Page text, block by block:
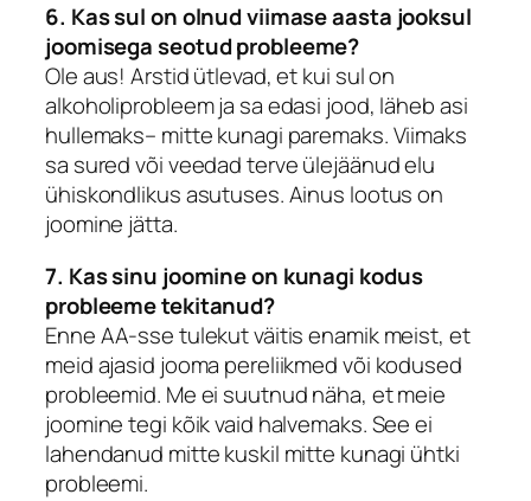
6. Kas sul on olnud viimase aasta jooksul
joomisega seotud probleeme?
Ole aus! Arstid ütlevad, et kui sul on
alkoholiprobleem ja sa edasi jood, läheb asi
hullemaks– mitte kunagi paremaks. Viimaks
sa sured või veedad terve ülejäänud elu
ühiskondlikus asutuses. Ainus lootus on
joomine jätta.
7. Kas sinu joomine on kunagi kodus
probleeme tekitanud?
Enne AA-sse tulekut väitis enamik meist, et
meid ajasid jooma pereliikmed või kodused
probleemid. Me ei suutnud näha, et meie
joomine tegi kõik vaid halvemaks. See ei
lahendanud mitte kuskil mitte kunagi ühtki
probleemi.